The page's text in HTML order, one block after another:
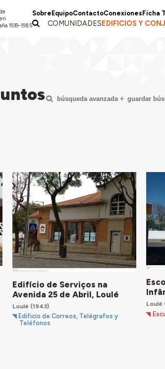
1939-1985
Sobre EquipoContactoConexiones Ficha
COMUNIDADESEDIFICIOS Y
búsqueda avanzada guardar
Edifício de Serviços na
Avenida 25 de Abril, Loulé
Loulé (1943)
Edificio de Correos, Telégrafos y
Teléfonos
Loulé